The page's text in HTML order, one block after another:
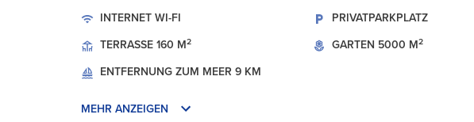
INTERNET WI-FI PRIVATPARKPLATZ
TERRASSE 160 M2 GARTEN 5000 M2
ENTFERNUNG ZUM MEER 9 KM
MEHR ANZEIGEN